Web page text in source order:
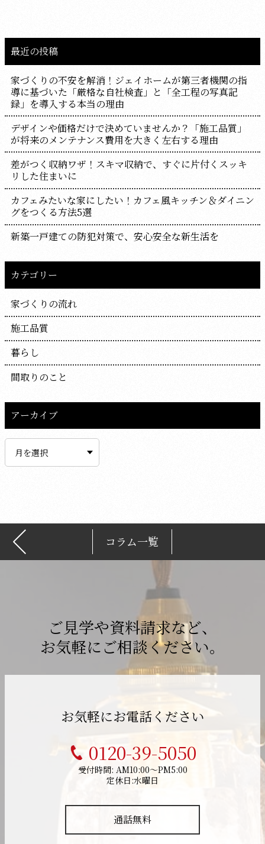
最近の投稿
家づくりの不安を解消！ジェイホームが第三者機関の指
導に基づいた「厳格な自社検査」と「全工程の写真記
録」を導入する本当の理由
デザインや価格だけで決めていませんか？「施工品質」
が将来のメンテナンス費用を大きく左右する理由
差がつく収納ワザ！スキマ収納で、すぐに片付くスッキ
リした住まいに
カフェみたいな家にしたい！カフェ風キッチン＆ダイニン
グをつくる方法5選
新築一戸建ての防犯対策で、安心安全な新生活を
カテゴリー
家づくりの流れ
施工品質
暮らし
間取りのこと
アーカイブ
イ
コラム一覧
ご見学や資料請求など、
お気軽にご相談ください。
お気軽にお電話ください
0120-39-5050
受付時間: AM10:00～PM5:00
定休日:水曜日
通話無料